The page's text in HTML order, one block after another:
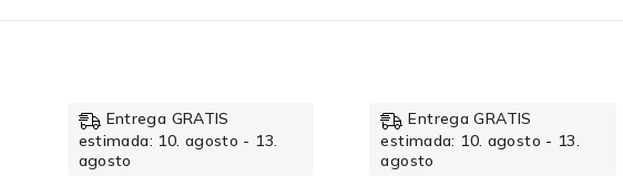
Entrega GRATIS
estimada: 10. agosto - 13.
agosto
Entrega GRATIS
estimada: 10. agosto - 13.
agosto